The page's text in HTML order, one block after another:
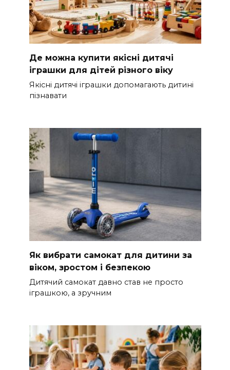
Де можна купити якісні дитячі
іграшки для дітей різного віку
Якісні дитячі іграшки допомагають дитині
пізнавати
Як вибрати самокат для дитини за
віком, зростом і безпекою
Дитячий самокат давно став не просто
іграшкою, а зручним